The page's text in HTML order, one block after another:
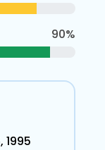
90%
1995